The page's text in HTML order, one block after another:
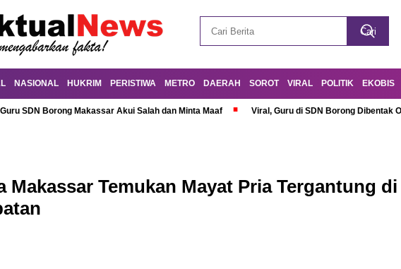
NASIONAL HUKRIM PERISTIWA METRO DAERAH SOROT VIRAL POLITIK EKOBIS
SDN Borong Makassar Akui Salah dan Minta Maaf Viral, Guru di SDN Borong Dibentak
Makassar Temukan Mayat Pria Tergantung di